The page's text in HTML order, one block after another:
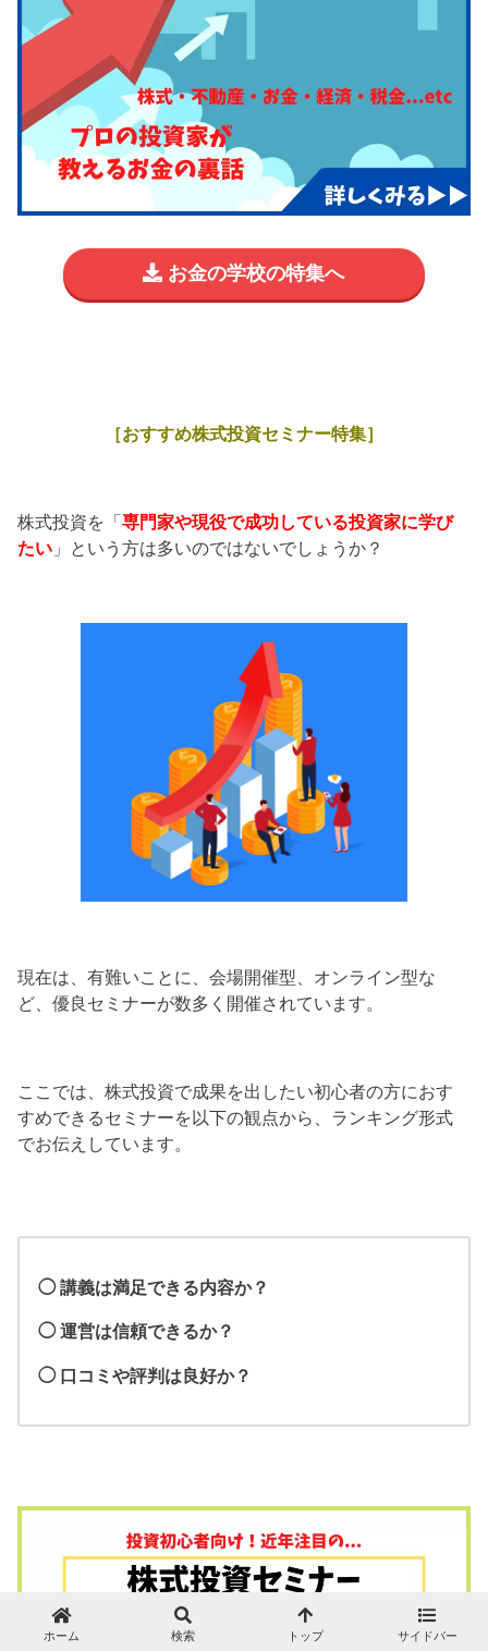
お金の学校の特集へ
［おすすめ株式投資セミナー特集］
株式投資を「専門家や現役で成功している投資家に学び
たい 」という方は多いのではないでしょうか？
現在は、有難いことに、会場開催型、オンライン型な
ど、優良セミナーが数多く開催されています。
ここでは、株式投資で成果を出したい初心者の方におす
すめできるセミナーを以下の観点から、ランキング形式
でお伝えしています。
◯ 講義は満足できる内容か？
◯ 運営は信頼できるか？
◯ 口コミや評判は良好か？
ホーム 検索 トップ サイドバー